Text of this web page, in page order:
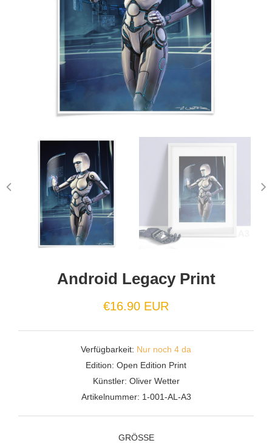
Android Legacy Print
€16.90 EUR
Verfügbarkeit: Nur noch 4 da
Edition: Open Edition Print
Künstler: Oliver Wetter
Artikelnummer: 1-001-AL-A3
GRÖSSE